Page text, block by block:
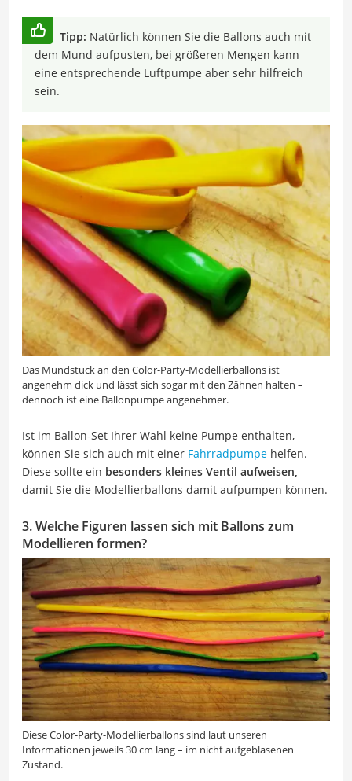
Tipp: Natürlich können Sie die Ballons auch mit
dem Mund aufpusten, bei größeren Mengen kann
eine entsprechende Luftpumpe aber sehr hilfreich
sein.
Das Mundstück an den Color-Party-Modellierballons ist
angenehm dick und lässt sich sogar mit den Zähnen halten –
dennoch ist eine Ballonpumpe angenehmer.
Ist im Ballon-Set Ihrer Wahl keine Pumpe enthalten,
können Sie sich auch mit einer Fahrradpumpe helfen.
Diese sollte ein besonders kleines Ventil aufweisen,
damit Sie die Modellierballons damit aufpumpen können.
3. Welche Figuren lassen sich mit Ballons zum
Modellieren formen?
Diese Color-Party-Modellierballons sind laut unseren
Informationen jeweils 30 cm lang – im nicht aufgeblasenen
Zustand.